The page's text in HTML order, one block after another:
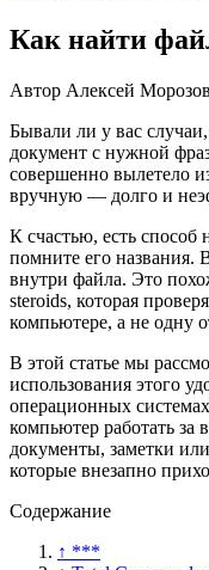
Как найти
Автор Алексей Морозов
Бывали ли у вас
документ с нужной
совершенно вылетело
вручную — долго и
К счастью, есть
помните его названия.
внутри файла. Это
steroids, которая
компьютере, а не одну
В этой статье мы
использования этого
операционных
компьютер работать за
документы, заметки
которые внезапно
Содержание
↑ ***